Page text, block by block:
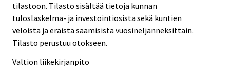
tilastoon. Tilasto sisältää tietoja kunnan
tuloslaskelma- ja investointiosista sekä kuntien
veloista ja eräistä saamisista vuosineljänneksittäin.
Tilasto perustuu otokseen.
Valtion liikekirjanpito